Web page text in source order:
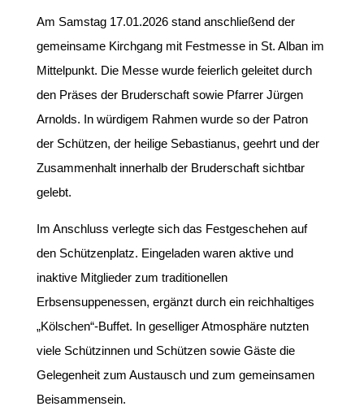
Am Samstag 17.01.2026 stand anschließend der
gemeinsame Kirchgang mit Festmesse in St. Alban im
Mittelpunkt. Die Messe wurde feierlich geleitet durch
den Präses der Bruderschaft sowie Pfarrer Jürgen
Arnolds. In würdigem Rahmen wurde so der Patron
der Schützen, der heilige Sebastianus, geehrt und der
Zusammenhalt innerhalb der Bruderschaft sichtbar
gelebt.
Im Anschluss verlegte sich das Festgeschehen auf
den Schützenplatz. Eingeladen waren aktive und
inaktive Mitglieder zum traditionellen
Erbsensuppenessen, ergänzt durch ein reichhaltiges
„Kölschen“-Buffet. In geselliger Atmosphäre nutzten
viele Schützinnen und Schützen sowie Gäste die
Gelegenheit zum Austausch und zum gemeinsamen
Beisammensein.